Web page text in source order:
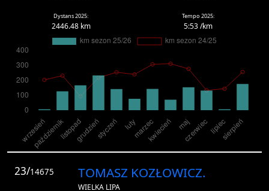
Dystans 2025:
2446.48 km
Tempo 2025:
5:53 /km
23/14675 TOMASZ KOZŁOWICZ.
WIELKA LIPA